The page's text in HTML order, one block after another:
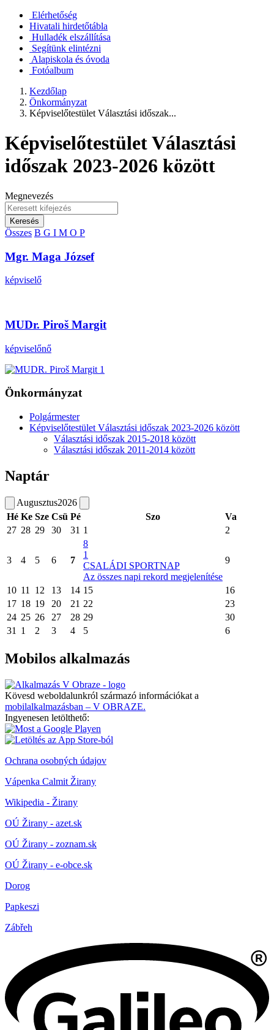
Elérhetőség
Hivatali hirdetőtábla
Hulladék elszállítása
Segítünk elintézni
Alapiskola és óvoda
Fotóalbum
Kezdőlap
Önkormányzat
Képviselőtestület Választási időszak...
Képviselőtestület Választási
időszak 2023-2026 között
Megnevezés
Keresés
Összes B G I M O P
Mgr. Maga József
képviselő
MUDr. Piroš Margit
képviselőnő
Önkormányzat
Polgármester
Képviselőtestület Választási időszak 2023-2026 között
Választási időszak 2015-2018 között
Választási időszak 2011-2014 között
Naptár
Augusztus2026
Hé Ke Sze Csü Pé Szo
Va
27 28 29 30 31 1 2
3 4 5 6 7
8
1
CSALÁDI SPORTNAP
Az összes napi rekord megjelenítése
9
10 11 12 13 14 15
16
17 18 19 20 21 22
23
24 25 26 27 28 29
30
31
1 2 3 4 5 6
Mobilos alkalmazás
Kövesd weboldalunkról származó információkat a
mobilalkalmazásban – V OBRAZE.
Ingyenesen letölthető:
Ochrana osobných údajov
Vápenka Calmit Žirany
Wikipedia - Žirany
OÚ Žirany - azet.sk
OÚ Žirany - zoznam.sk
OÚ Žirany - e-obce.sk
Dorog
Papkeszi
Zábřeh